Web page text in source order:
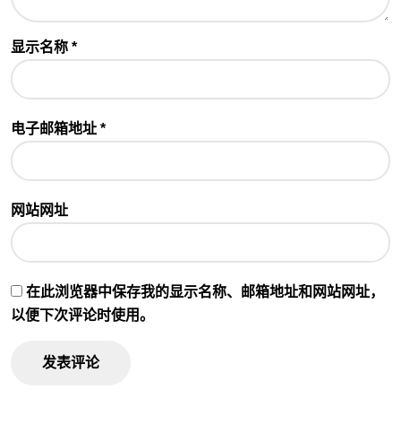
显示名称 *
电子邮箱地址 *
网站网址
在此浏览器中保存我的显示名称、邮箱地址和网站网址，
以便下次评论时使用。